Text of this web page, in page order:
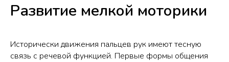
Развитие мелкой моторики
Исторически движения пальцев рук имеют тесную
связь с речевой функцией. Первые формы общения